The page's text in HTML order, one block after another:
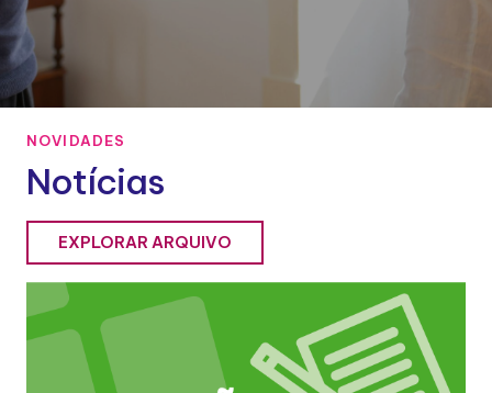
NOVIDADES
Notícias
EXPLORAR ARQUIVO